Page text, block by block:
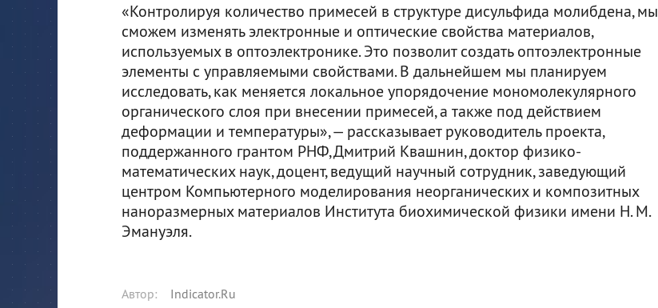
«Контролируя количество примесей в структуре дисульфида молибдена, мы
сможем изменять электронные и оптические свойства материалов,
используемых в оптоэлектронике. Это позволит создать оптоэлектронные
элементы с управляемыми свойствами. В дальнейшем мы планируем
исследовать, как меняется локальное упорядочение мономолекулярного
органического слоя при внесении примесей, а также под действием
деформации и температуры», — рассказывает руководитель проекта,
поддержанного грантом РНФ, Дмитрий Квашнин, доктор физико-
математических наук, доцент, ведущий научный сотрудник, заведующий
центром Компьютерного моделирования неорганических и композитных
наноразмерных материалов Института биохимической физики имени Н. М.
Эмануэля.
Автор: Indicator.Ru